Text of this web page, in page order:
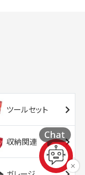
ツールセット
収納関連